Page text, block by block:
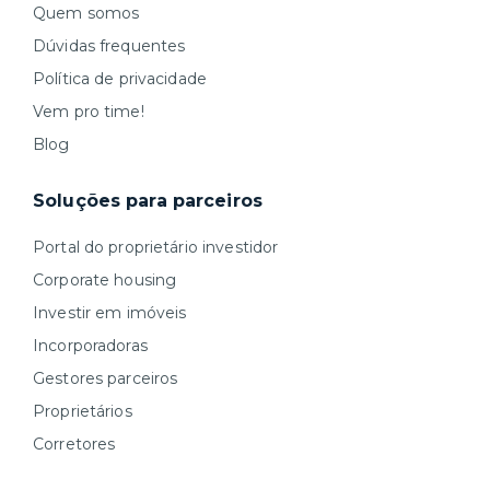
Quem somos
Dúvidas frequentes
Política de privacidade
Vem pro time!
Blog
Soluções para parceiros
Portal do proprietário investidor
Corporate housing
Investir em imóveis
Incorporadoras
Gestores parceiros
Proprietários
Corretores